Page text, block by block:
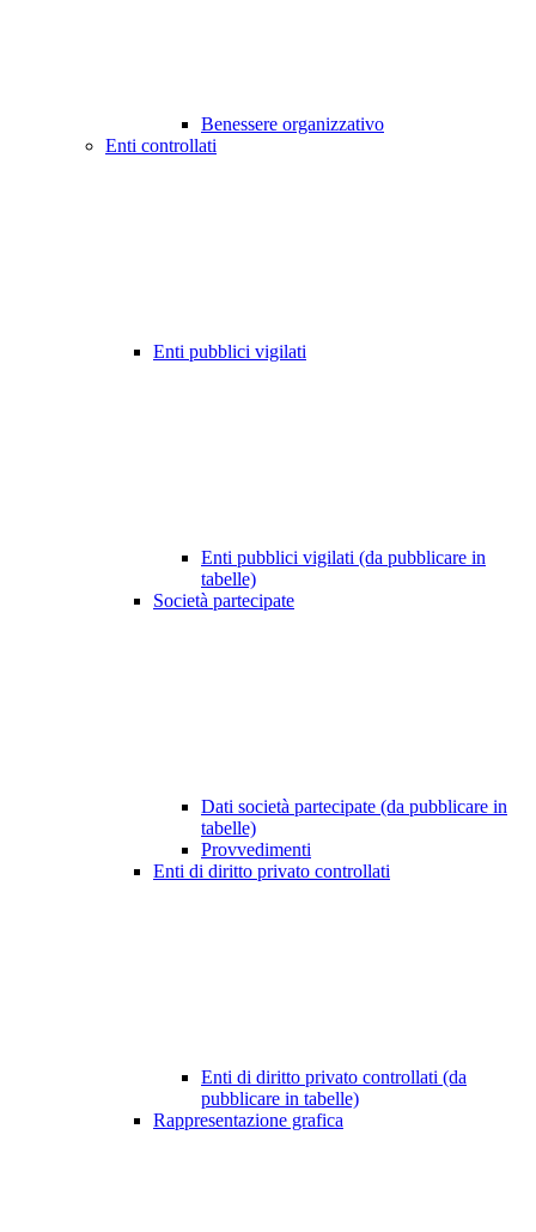
Benessere organizzativo
Enti controllati
Enti pubblici vigilati
Enti pubblici vigilati (da pubblicare in
tabelle)
Società partecipate
Dati società partecipate (da pubblicare in
tabelle)
Provvedimenti
Enti di diritto privato controllati
Enti di diritto privato controllati (da
pubblicare in tabelle)
Rappresentazione grafica